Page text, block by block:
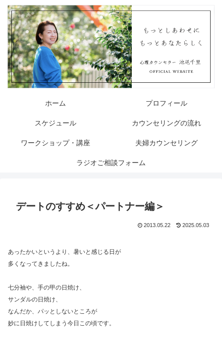
ホーム プロフィール
スケジュール カウンセリングの流れ
ワークショップ・講座 夫婦カウンセリング
ラジオご相談フォーム
デートのすすめ＜パートナー編＞
2013.05.22 2025.05.03
あったかいというより、暑いと感じる日が
多くなってきましたね。
七分袖や、手の甲の日焼け、
サンダルの日焼け、
なんだか、パッとしないところが
妙に日焼けしてしまう今日この頃です。